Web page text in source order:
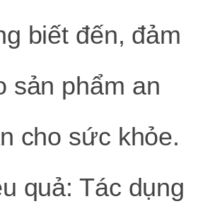
biết đến, đảm
sản phẩm an
cho sức khỏe.
quả: Tác dụng